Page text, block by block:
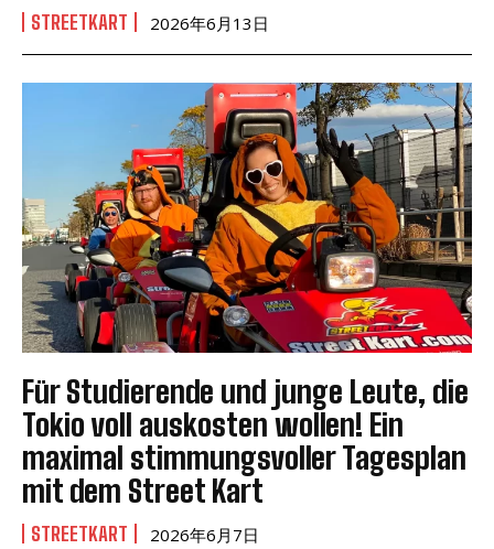
STREETKART 2026年6月13日
Für Studierende und junge Leute, die
Tokio voll auskosten wollen! Ein
maximal stimmungsvoller Tagesplan
mit dem Street Kart
STREETKART 2026年6月7日